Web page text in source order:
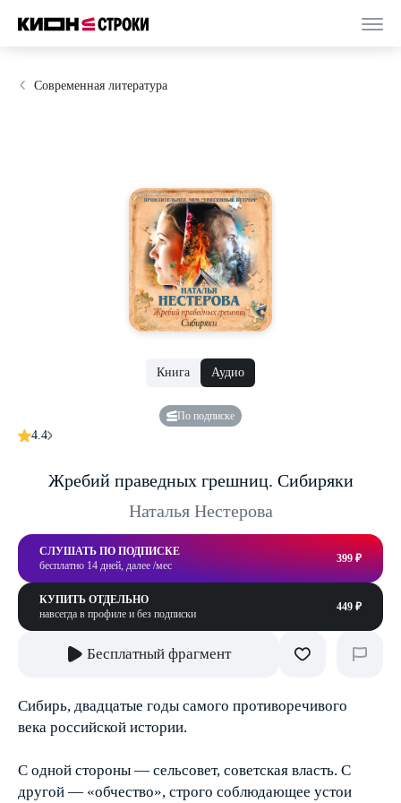
Современная литература
Книга Аудио
По подписке
4.4
Жребий праведных грешниц. Сибиряки
Наталья Нестерова
СЛУШАТЬ ПО ПОДПИСКЕ
бесплатно 14 дней, далее /мес
399 ₽
КУПИТЬ ОТДЕЛЬНО
навсегда в профиле и без подписки
449 ₽
Бесплатный фрагмент
Сибирь, двадцатые годы самого противоречивого
века российской истории.
С одной стороны — сельсовет, советская власть. С
другой — «обчество», строго соблюдающее устои